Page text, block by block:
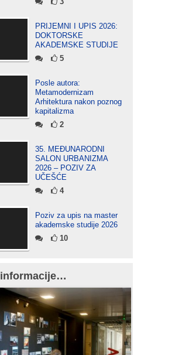
PRIJEMNI I UPIS 2026:
DOKTORSKE
AKADEMSKE STUDIJE
5
Posle autora:
Metamodernizam
Arhitektura nakon poznog
kapitalizma
2
35. MEĐUNARODNI
SALON URBANIZMA
2026 – POZIV ZA
UČEŠĆE
4
Poziv za upis na master
akademske studije 2026
10